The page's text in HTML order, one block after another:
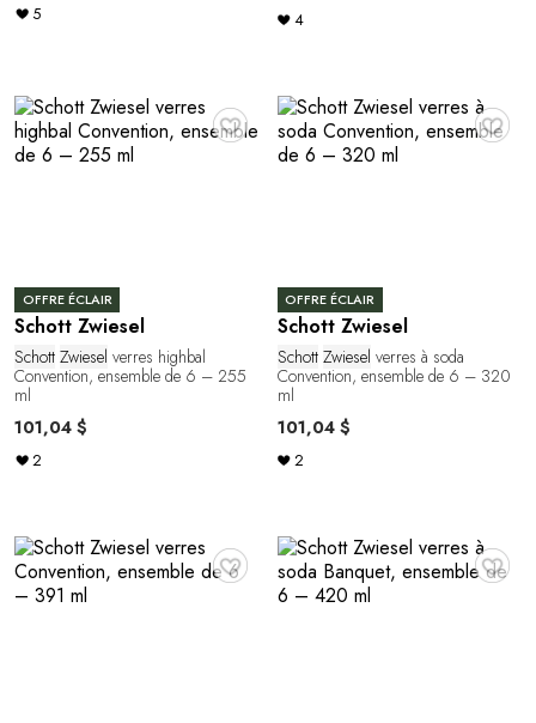
5 4
♥
OFFRE ÉCLAIR
Schott Zwiesel
Schott Zwiesel verres highbal
Convention, ensemble de 6 – 255
ml
101,04 $
2
♥
OFFRE ÉCLAIR
Schott Zwiesel
Schott Zwiesel verres à soda
Convention, ensemble de 6 – 320
ml
101,04 $
2
♥ ♥